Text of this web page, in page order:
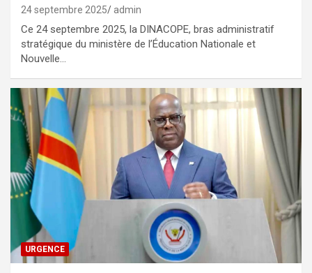
24 septembre 2025 admin
Ce 24 septembre 2025, la DINACOPE, bras administratif
stratégique du ministère de l’Éducation Nationale et
Nouvelle…
URGENCE